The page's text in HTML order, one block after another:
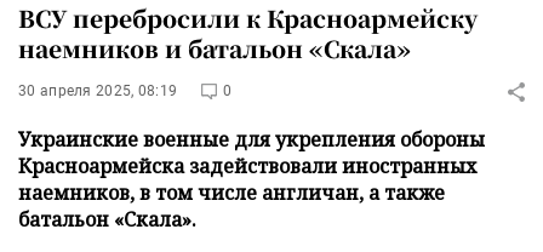
ВСУ перебросили к Красноармейску
наемников и батальон «Скала»
30 апреля 2025, 08:19 0
Украинские военные для укрепления обороны
Красноармейска задействовали иностранных
наемников, в том числе англичан, а также
батальон «Скала».